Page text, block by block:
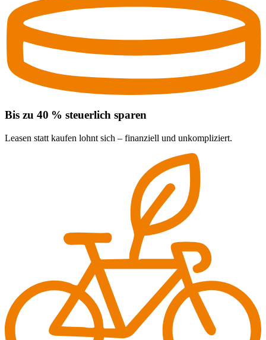
Bis zu 40 % steuerlich sparen
Leasen statt kaufen lohnt sich – finanziell und unkompliziert.